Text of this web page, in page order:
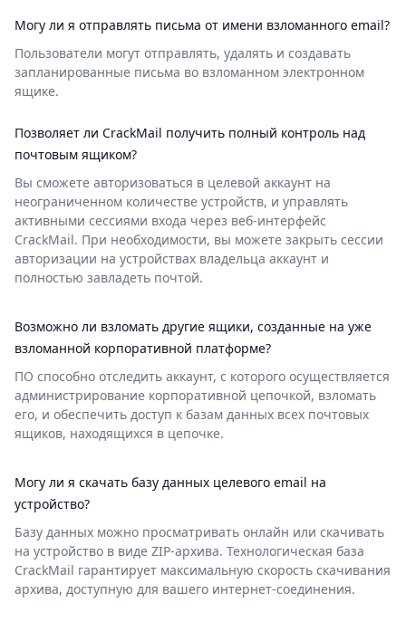
Могу ли я отправлять письма от имени взломанного email?
Пользователи могут отправлять, удалять и создавать
запланированные письма во взломанном электронном
ящике.
Позволяет ли CrackMail получить полный контроль над
почтовым ящиком?
Вы сможете авторизоваться в целевой аккаунт на
неограниченном количестве устройств, и управлять
активными сессиями входа через веб-интерфейс
CrackMail. При необходимости, вы можете закрыть сессии
авторизации на устройствах владельца аккаунт и
полностью завладеть почтой.
Возможно ли взломать другие ящики, созданные на уже
взломанной корпоративной платформе?
ПО способно отследить аккаунт, с которого осуществляется
администрирование корпоративной цепочкой, взломать
его, и обеспечить доступ к базам данных всех почтовых
ящиков, находящихся в цепочке.
Могу ли я скачать базу данных целевого email на
устройство?
Базу данных можно просматривать онлайн или скачивать
на устройство в виде ZIP-архива. Технологическая база
CrackMail гарантирует максимальную скорость скачивания
архива, доступную для вашего интернет-соединения.